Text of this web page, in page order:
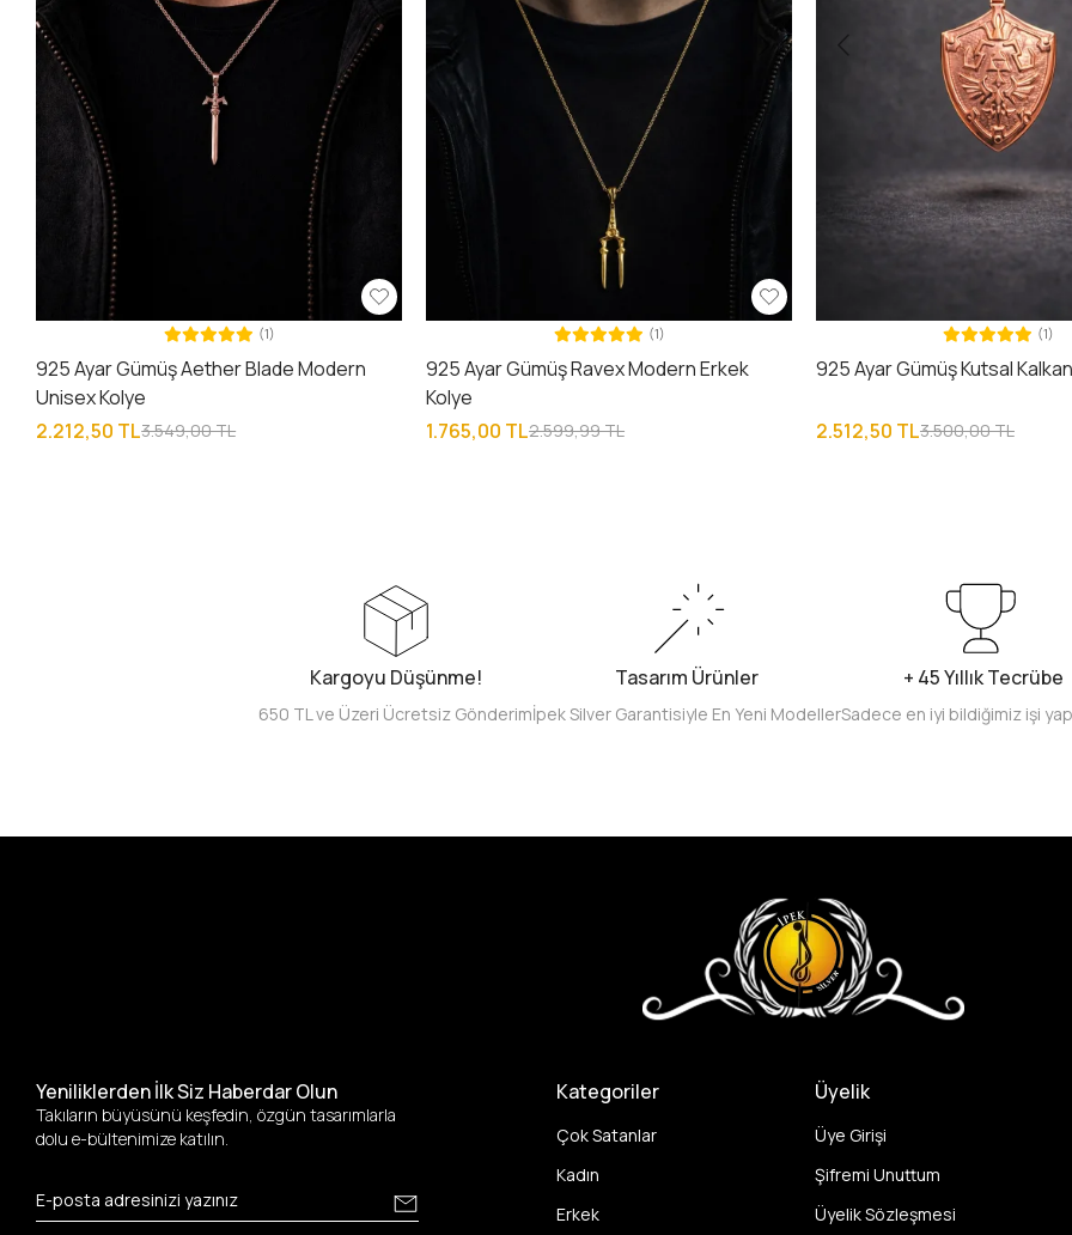
(1)
925 Ayar Gümüş Aether Blade Modern
Unisex Kolye
2.212,50 TL3.549,00 TL
(1)
925 Ayar Gümüş Ravex Modern Erkek
Kolye
1.765,00 TL2.599,99 TL
(1)
925 Ayar Gümüş Kutsal
2.512,50 TL3.500,00 TL
Kargoyu Düşünme!
650 TL ve Üzeri Ücretsiz Gönderim
Tasarım Ürünler
İpek Silver Garantisiyle En Yeni Modeller
+ 45 Yıllık Tecrübe
Sadece en iyi bildiğimiz işi
Yeniliklerden İlk Siz Haberdar Olun
Takıların büyüsünü keşfedin, özgün tasarımlarla
dolu e-bültenimize katılın.
Kategoriler
Çok Satanlar
Kadın
Erkek
Üyelik
Üye Girişi
Şifremi Unuttum
Üyelik Sözleşmesi